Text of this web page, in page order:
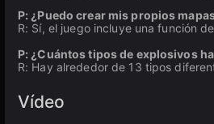
P: ¿Puedo crear mis propios
R: Sí, el juego incluye una función
P: ¿Cuántos tipos de explosivos
R: Hay alrededor de 13 tipos
Vídeo